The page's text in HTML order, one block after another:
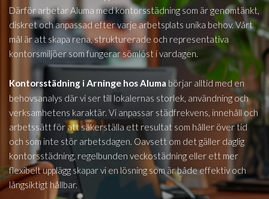
Därför arbetar Aluma med kontorsstädning som är genomtänkt,
diskret och anpassad efter varje arbetsplats unika behov. Vårt
mål är att skapa rena, strukturerade och representativa
kontorsmiljöer som fungerar sömlöst i vardagen.
Kontorsstädning i Arninge hos Aluma börjar alltid med en
behovsanalys där vi ser till lokalernas storlek, användning och
verksamhetens karaktär. Vi anpassar städfrekvens, innehåll och
arbetssätt för att säkerställa ett resultat som håller över tid
och som inte stör arbetsdagen. Oavsett om det gäller daglig
kontorsstädning, regelbunden veckostädning eller ett mer
flexibelt upplägg skapar vi en lösning som är både effektiv och
långsiktigt hållbar.